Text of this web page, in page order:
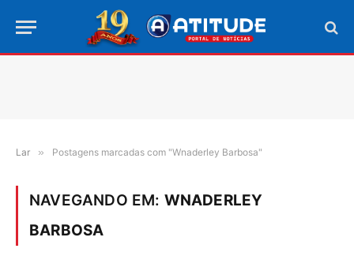
Lar » Postagens marcadas com "Wnaderley Barbosa"
NAVEGANDO EM: WNADERLEY
BARBOSA